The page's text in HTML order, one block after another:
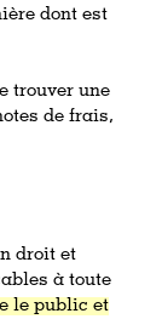
dont est
trouver une
de frais,
droit et
à toute
le public et